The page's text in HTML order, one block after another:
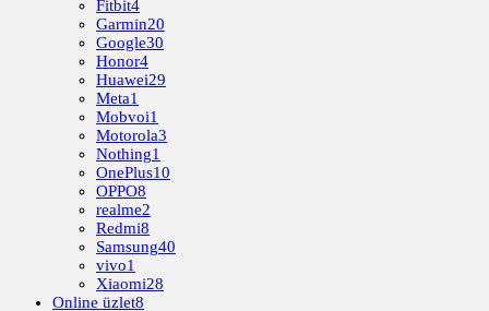
Fitbit4
Garmin20
Google30
Honor4
Huawei29
Meta1
Mobvoi1
Motorola3
Nothing1
OnePlus10
OPPO8
realme2
Redmi8
Samsung40
vivo1
Xiaomi28
Online üzlet8